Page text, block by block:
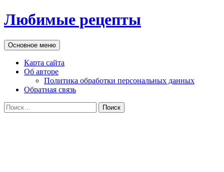
Перейти
к
Любимые рецепты
Поиск
Основное меню
Карта сайта
Об авторе
Политика обработки персональных данных
Обратная связь
Найти: